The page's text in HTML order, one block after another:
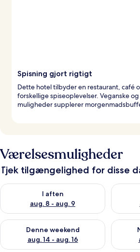
Spisning gjort rigtigt
Dette hotel tilbyder en restaurant, café
forskellige spiseoplevelser. Veganske
muligheder supplerer
Værelsesmuligheder
Tjek tilgængelighed for disse
I aften
aug. 8 - aug. 9
Tjek tilgængelighed for i aften aug. 8 -
Tjek
Denne weekend
aug. 14 - aug. 16
Tjek tilgængelighed for denne weekend
Tjek